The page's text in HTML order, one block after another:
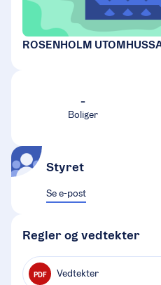
ROSENHOLM
-
Boliger
Styret
Se e-post
Regler og vedtekter
PDF Vedtekter